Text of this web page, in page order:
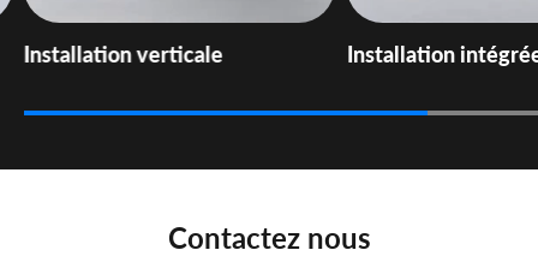
Installation verticale Installation
Contactez nous